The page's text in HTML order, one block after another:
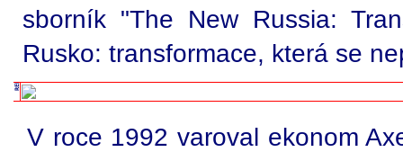
sborník "The New Russia:
Rusko: transformace, která se
V roce 1992 varoval ekonom